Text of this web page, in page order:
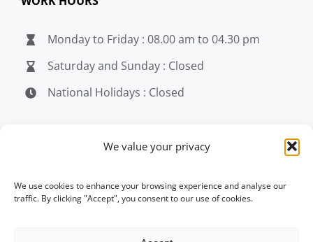
We value your privacy
We use cookies to enhance your browsing experience and analyse our
traffic. By clicking "Accept", you consent to our use of cookies.
Monday to Friday : 08.00 am to 04.30 pm
Saturday and Sunday : Closed
National Holidays : Closed
penerjemahjakarta.com
penerjemahjakarta.com